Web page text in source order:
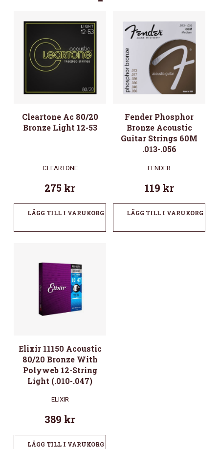
Cleartone Ac 80/20
Bronze Light 12-53
CLEARTONE
275 kr
LÄGG TILL I VARUKORG
Fender Phosphor
Bronze Acoustic
Guitar Strings 60M
.013-.056
FENDER
119 kr
LÄGG TILL I VARUKORG
Elixir 11150 Acoustic
80/20 Bronze With
Polyweb 12-String
Light (.010-.047)
ELIXIR
389 kr
LÄGG TILL I VARUKORG